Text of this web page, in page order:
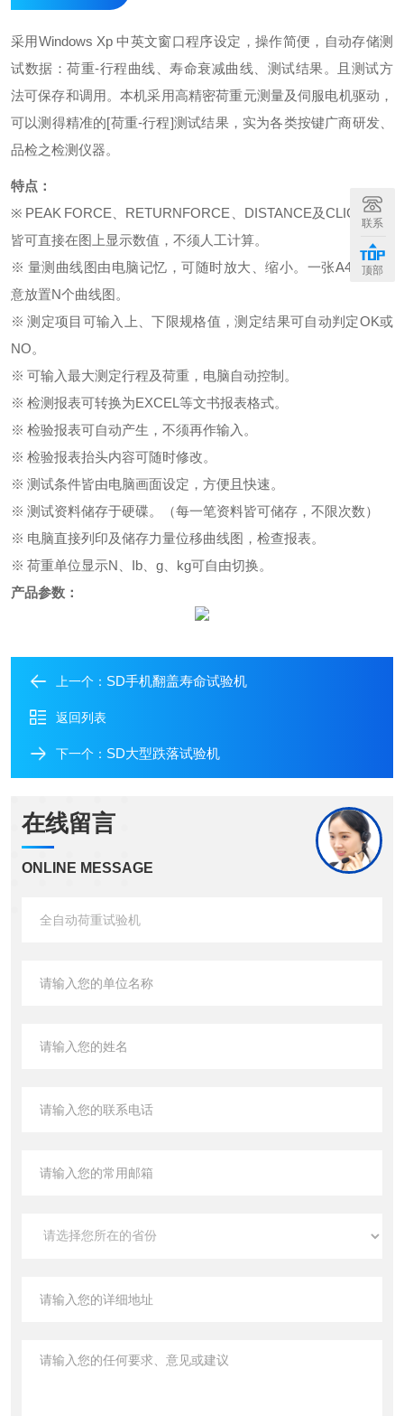
采用Windows Xp 中英文窗口程序设定，操作简便，自动存储测
试数据：荷重-行程曲线、寿命衰减曲线、测试结果。且测试方
法可保存和调用。本机采用高精密荷重元测量及伺服电机驱动，
可以测得精准的[荷重-行程]测试结果，实为各类按键广商研发、
品检之检测仪器。
特点：
※ PEAK FORCE、RETURNFORCE、DISTANCE及CLICK率等
皆可直接在图上显示数值，不须人工计算。
※ 量测曲线图由电脑记忆，可随时放大、缩小。一张A4纸可任
意放置N个曲线图。
※ 测定项目可输入上、下限规格值，测定结果可自动判定OK或
NO。
※ 可输入最大测定行程及荷重，电脑自动控制。
※ 检测报表可转换为EXCEL等文书报表格式。
※ 检验报表可自动产生，不须再作输入。
※ 检验报表抬头内容可随时修改。
※ 测试条件皆由电脑画面设定，方便且快速。
※ 测试资料储存于硬碟。（每一笔资料皆可储存，不限次数）
※ 电脑直接列印及储存力量位移曲线图，检查报表。
※ 荷重单位显示N、Ib、g、kg可自由切换。
产品参数：
上一个： SD手机翻盖寿命试验机
返回列表
下一个： SD大型跌落试验机
在线留言
ONLINE MESSAGE
联系
顶部